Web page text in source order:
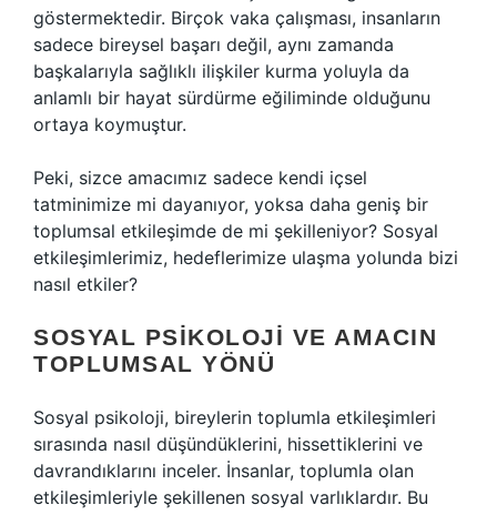
göstermektedir. Birçok vaka çalışması, insanların
sadece bireysel başarı değil, aynı zamanda
başkalarıyla sağlıklı ilişkiler kurma yoluyla da
anlamlı bir hayat sürdürme eğiliminde olduğunu
ortaya koymuştur.
Peki, sizce amacımız sadece kendi içsel
tatminimize mi dayanıyor, yoksa daha geniş bir
toplumsal etkileşimde de mi şekilleniyor? Sosyal
etkileşimlerimiz, hedeflerimize ulaşma yolunda bizi
nasıl etkiler?
SOSYAL PSIKOLOJI VE AMACIN
TOPLUMSAL YÖNÜ
Sosyal psikoloji, bireylerin toplumla etkileşimleri
sırasında nasıl düşündüklerini, hissettiklerini ve
davrandıklarını inceler. İnsanlar, toplumla olan
etkileşimleriyle şekillenen sosyal varlıklardır. Bu